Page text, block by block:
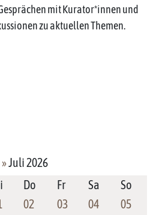
mit Kurator*innen und
zu aktuellen Themen.
»Juli 2026
Do Fr Sa
So
02 03 04
05